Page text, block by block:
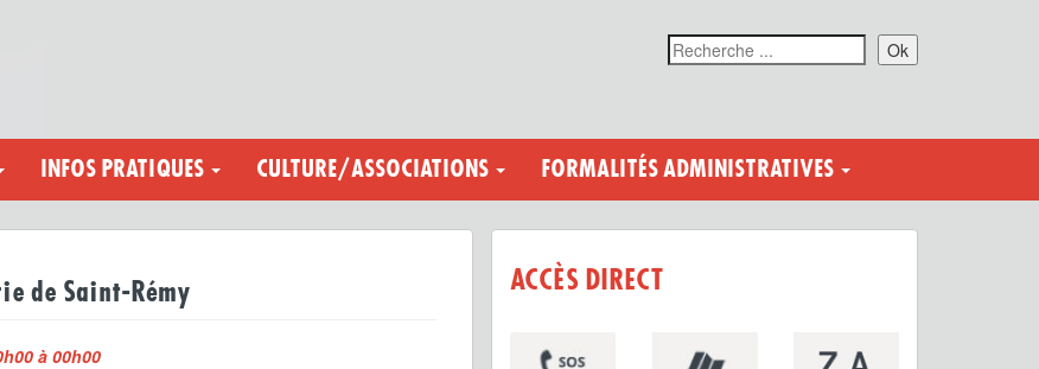
Ok
INFOS PRATIQUES CULTURE/ASSOCIATIONS FORMALITÉS ADMINISTRATIVES
de Saint-Rémy
à 00h00
ACCÈS DIRECT